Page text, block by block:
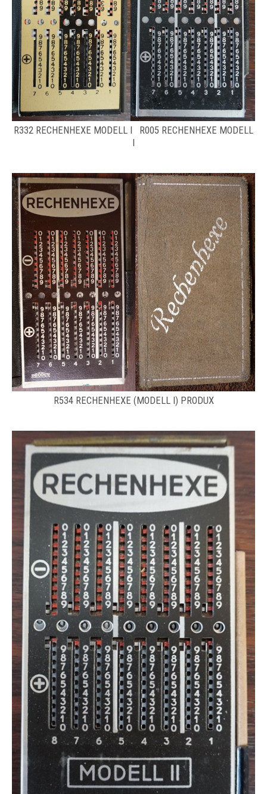
R332 RECHENHEXE MODELL I R005 RECHENHEXE MODELL
I
R534 RECHENHEXE (MODELL I) PRODUX